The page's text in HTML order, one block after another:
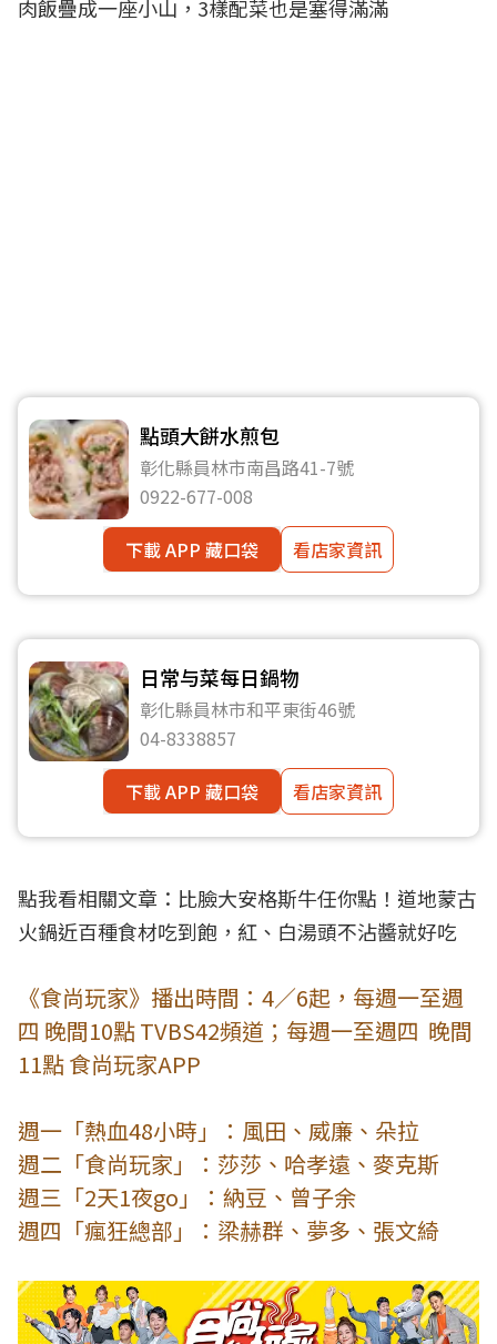
肉飯疊成一座小山，3樣配菜也是塞得滿滿
點頭大餅水煎包
彰化縣員林市南昌路41-7號
0922-677-008
下載 APP 藏口袋
看店家資訊
日常与菜每日鍋物
彰化縣員林市和平東街46號
04-8338857
下載 APP 藏口袋
看店家資訊
點我看相關文章： 比臉大安格斯牛任你點！道地蒙古
火鍋近百種食材吃到飽，紅、白湯頭不沾醬就好吃
《食尚玩家》播出時間：4／6起，每週一至週
四 晚間10點 TVBS42頻道；每週一至週四 晚間
11點 食尚玩家APP
週一「熱血48小時」：風田、威廉、朵拉
週二「食尚玩家」：莎莎、哈孝遠、麥克斯
週三「2天1夜go」：納豆、曾子余
週四「瘋狂總部」：梁赫群、夢多、張文綺